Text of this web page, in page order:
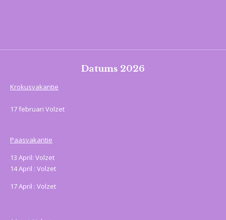
Datums 2026
Krokusvakantie
17 februari Volzet
Paasvakantie
13 April: Volzet
14 April : Volzet
17 April : Volzet